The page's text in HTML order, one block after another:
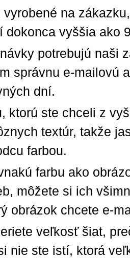
vyrobené na
dokonca vyššia ako
potrebujú naši
správnu e-mailovú
dní.
ktorú ste chceli z
textúr, takže
farbou.
farbu ako
môžete si ich
obrázok chcete e-
veľkosť šiat,
nie ste istí, ktorá